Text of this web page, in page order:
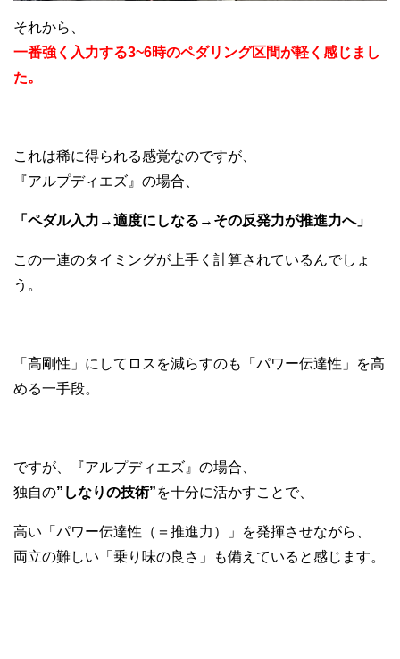
それから、
一番強く入力する3~6時のペダリング区間が軽く感じまし
た。
これは稀に得られる感覚なのですが、
『アルプディエズ』の場合、
「ペダル入力→適度にしなる→その反発力が推進力へ」
この一連のタイミングが上手く計算されているんでしょ
う。
「高剛性」にしてロスを減らすのも「パワー伝達性」を高
める一手段。
ですが、『アルプディエズ』の場合、
独自の”しなりの技術”を十分に活かすことで、
高い「パワー伝達性（＝推進力）」を発揮させながら、
両立の難しい「乗り味の良さ」も備えていると感じます。